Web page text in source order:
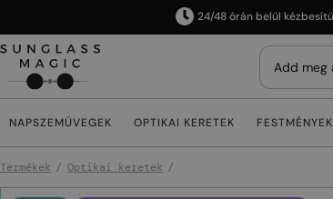
24/48 órán belül kézbesítünk
NAPSZEMÜVEGEK OPTIKAI KERETEK FESTMÉNYEK
Termékek Optikai keretek